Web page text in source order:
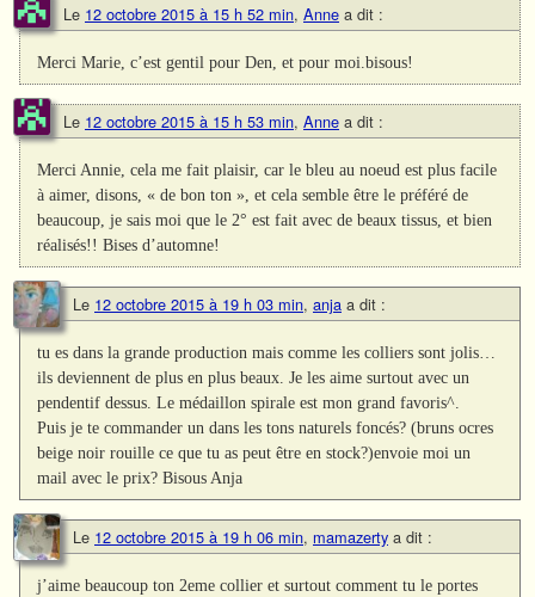
Le 12 octobre 2015 à 15 h 52 min, Anne a dit :
Merci Marie, c’est gentil pour Den, et pour moi.bisous!
Le 12 octobre 2015 à 15 h 53 min, Anne a dit :
Merci Annie, cela me fait plaisir, car le bleu au noeud est plus facile
à aimer, disons, « de bon ton », et cela semble être le préféré de
beaucoup, je sais moi que le 2° est fait avec de beaux tissus, et bien
réalisés!! Bises d’automne!
Le 12 octobre 2015 à 19 h 03 min, anja a dit :
tu es dans la grande production mais comme les colliers sont jolis…
ils deviennent de plus en plus beaux. Je les aime surtout avec un
pendentif dessus. Le médaillon spirale est mon grand favoris^.
Puis je te commander un dans les tons naturels foncés? (bruns ocres
beige noir rouille ce que tu as peut être en stock?)envoie moi un
mail avec le prix? Bisous Anja
Le 12 octobre 2015 à 19 h 06 min, mamazerty a dit :
j’aime beaucoup ton 2eme collier et surtout comment tu le portes